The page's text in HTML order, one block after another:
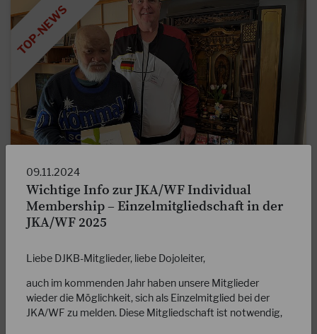
28.02.2026
Happy Birthday Ochi Sensei!
DJKB-Präsident Markus Rues überbrachte heute unserem
allen DJKB-Mitgliedern zu seinem 86.…
WEITERLESEN
09.11.2024
Wichtige Info zur JKA/WF Individual
Membership – Einzelmitgliedschaft in der
JKA/WF 2025
Liebe DJKB-Mitglieder, liebe Dojoleiter,
auch im kommenden Jahr haben unsere Mitglieder
wieder die Möglichkeit, sich als Einzelmitglied bei der
JKA/WF zu melden. Diese Mitgliedschaft ist notwendig,